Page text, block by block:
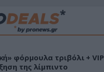
φόρμουλα τριβόλι + VIP
της λίμπιντο